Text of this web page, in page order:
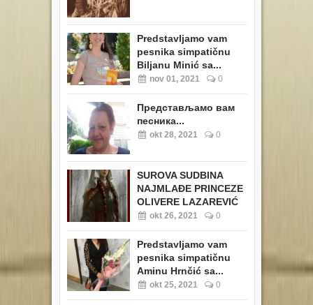
Predstavljamo vam
pesnika simpatičnu
Biljanu Minić sa...
nov 01, 2021 0
Представљамо вам
песника...
okt 28, 2021 0
SUROVA SUDBINA
NAJMLAĐE PRINCEZE
OLIVERE LAZAREVIĆ
okt 26, 2021 0
Predstavljamo vam
pesnika simpatičnu
Aminu Hrnčić sa...
okt 25, 2021 0